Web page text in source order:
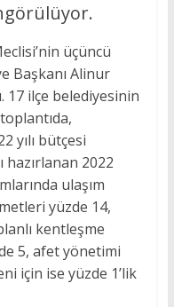
üçüncü
Başkanı Alinur
17 ilçe belediyesinin
yılı bütçesi
2022
ulaşım
yüzde 14,
kentleşme
5, afet yönetimi
için ise yüzde 1’lik